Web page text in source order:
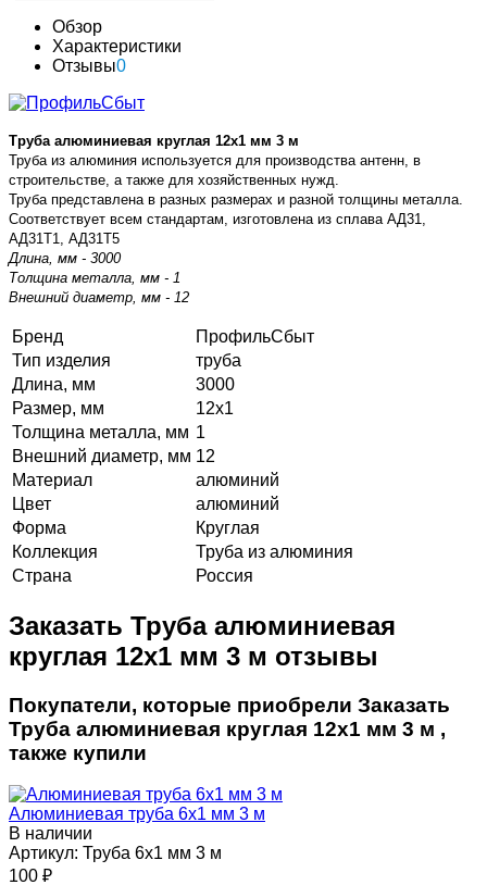
Обзор
Характеристики
Отзывы0
Труба алюминиевая круглая 12х1 мм 3 м
Труба из алюминия используется для производства антенн, в
строительстве, а также для хозяйственных нужд.
Труба представлена в разных размерах и разной толщины металла.
Соответствует всем стандартам, изготовлена из сплава АД31,
АД31Т1, АД31Т5
Длина, мм - 3000
Толщина металла, мм - 1
Внешний диаметр, мм - 12
Бренд
ПрофильСбыт
Тип изделия
труба
Длина, мм
3000
Размер, мм
12х1
Толщина металла, мм 1
Внешний диаметр, мм 12
Материал
алюминий
Цвет
алюминий
Форма
Круглая
Коллекция
Труба из алюминия
Страна
Россия
Заказать Труба алюминиевая
круглая 12х1 мм 3 м отзывы
Покупатели, которые приобрели Заказать
Труба алюминиевая круглая 12х1 мм 3 м ,
также купили
Алюминиевая труба 6х1 мм 3 м
В наличии
Артикул: Труба 6х1 мм 3 м
100 ₽